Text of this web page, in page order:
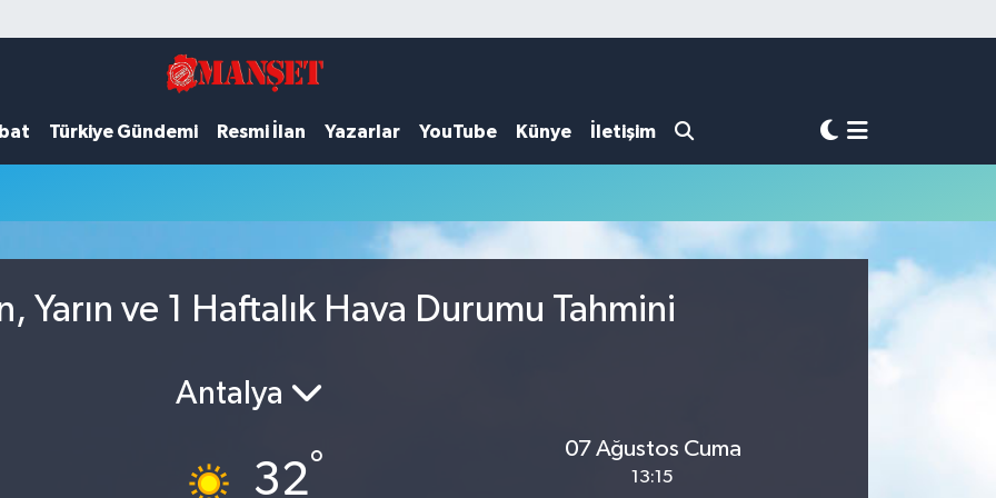
Türkiye Gündemi Resmi İlan Yazarlar YouTube Künye İletişim
Yarın ve 1 Haftalık Hava Durumu Tahmini
Antalya
32°
07 Ağustos Cuma
13:15